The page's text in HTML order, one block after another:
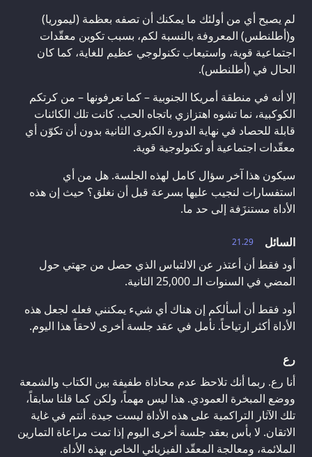
لم يصبح أي من أولئك ما يمكنك أن تصفه بعظمة (ليموريا)
و(أطلنطس) المعروفة بالنسبة لكم، بسبب تكوين معقّدات
اجتماعية قوية، واستيعاب تكنولوجي عظيم للغاية، كما كان
الحال في (أطلنطس).
إلا أنه في منطقة أمريكا الجنوبية – كما تعرفونها – من كرتكم
الكوكبية، نما تشوه اهتزازي باتجاه الحب. كانت تلك الكائنات
قابلة للحصاد في نهاية الدورة الكبرى الثانية بدون أن تكوّن أي
معقّدات اجتماعية أو تكنولوجية قوية.
سيكون هذا آخر سؤال كامل لهذه الجلسة. هل من أي
استفسارات لنجيب عليها بسرعة قبل أن نغلق؟ حيث إن هذه
الأداة مستنزَفة إلى حد ما.
21.29
السائل
أود فقط أن أعتذر عن الالتباس الذي حصل من جهتي حول
المضي في السنوات الـ 25,000 الثانية.
أود فقط أن أسألكم إن هناك أي شيء يمكنني فعله لجعل هذه
الأداة أكثر ارتياحاً. نأمل في عقد جلسة أخرى لاحقاً هذا اليوم.
رع
أنا رع. ربما أنك تلاحظ عدم محاذاة طفيفة بين الكتاب والشمعة
ووضع المبخرة العمودي. هذا ليس مهماً، ولكن كما قلنا سابقاً،
تلك الآثار التراكمية على هذه الأداة ليست جيدة. أنتم في غاية
الاتقان. لا بأس بعقد جلسة أخرى اليوم إذا تمت مراعاة التمارين
الملائمة، ومعالجة المعقّد الفيزيائي الخاص بهذه الأداة.